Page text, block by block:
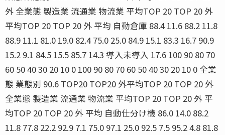
外 全業態 製造業 流通業 物流業 平均TOP 20 TOP 20 外
平均TOP 20 TOP 20 外 平均 自動倉庫 88.4 11.6 88.2 11.8
88.9 11.1 81.0 19.0 82.4 75.0 25.0 84.9 15.1 83.3 16.7 90.9
15.2 9.1 84.5 15.5 85.7 14.3 導入未導入 17.6 100 90 80 70
60 50 40 30 20 10 0 100 90 80 70 60 50 40 30 20 10 0 全業
態 業態別 90.6 TOP20 TOP20 外平均TOP 20 TOP 20 外
全業態 製造業 流通業 物流業 平均TOP 20 TOP 20 外 平
均TOP 20 TOP 20 外 平均 自動仕分け機 86.0 14.0 88.2
11.8 77.8 22.2 92.9 7.1 75.0 97.1 25.0 92.5 7.5 95.2 4.8 81.8